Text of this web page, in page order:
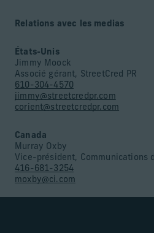
Relations avec les medias
États-Unis
Jimmy Moock
Associé gérant, StreetCred PR
610-304-4570
jimmy@streetcredpr.com
corient@streetcredpr.com
Canada
Murray Oxby
Vice-président, Communications
416-681-3254
moxby@ci.com